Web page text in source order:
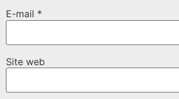
E-mail *
Site web